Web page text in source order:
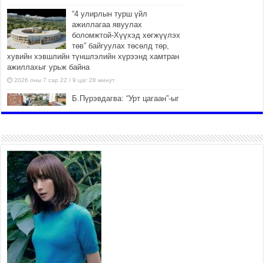
“4 улирлын турш үйл
ажиллагаа явуулах
боломжтой-Хүүхэд хөгжүүлэх
төв” байгуулах төсөлд төр,
хувийн хэвшлийн түншлэлийн хүрээнд хамтран
ажиллахыг урьж байна
2026 оны 7 сар 22 / 9 цаг 28 минут
Б.Пүрэвдагва: “Урт цагаан”-ыг
2026 оны 7 сар 21 / 16 цаг 47 минут
Тусгай замын автобус /BRT/
төслийн удирдах хорооны
ээлжит хуралдаан боллоо
2026 оны 7 сар 21 / 16 цаг 43 минут
Ерөнхий сайд Н.Учрал БНХАУ-
аас Монгол Улсад суугаа
Элчин сайд Шэнь
Миньжюанийг хүлээн авч
уулзав